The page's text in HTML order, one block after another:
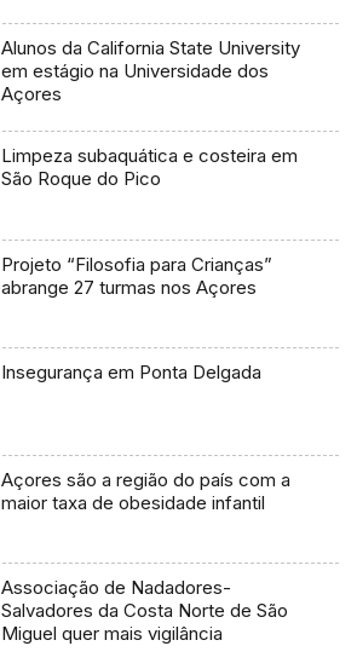
Alunos da California State University
em estágio na Universidade dos
Açores
Limpeza subaquática e costeira em
São Roque do Pico
Projeto “Filosofia para Crianças”
abrange 27 turmas nos Açores
Insegurança em Ponta Delgada
Açores são a região do país com a
maior taxa de obesidade infantil
Associação de Nadadores-
Salvadores da Costa Norte de São
Miguel quer mais vigilância